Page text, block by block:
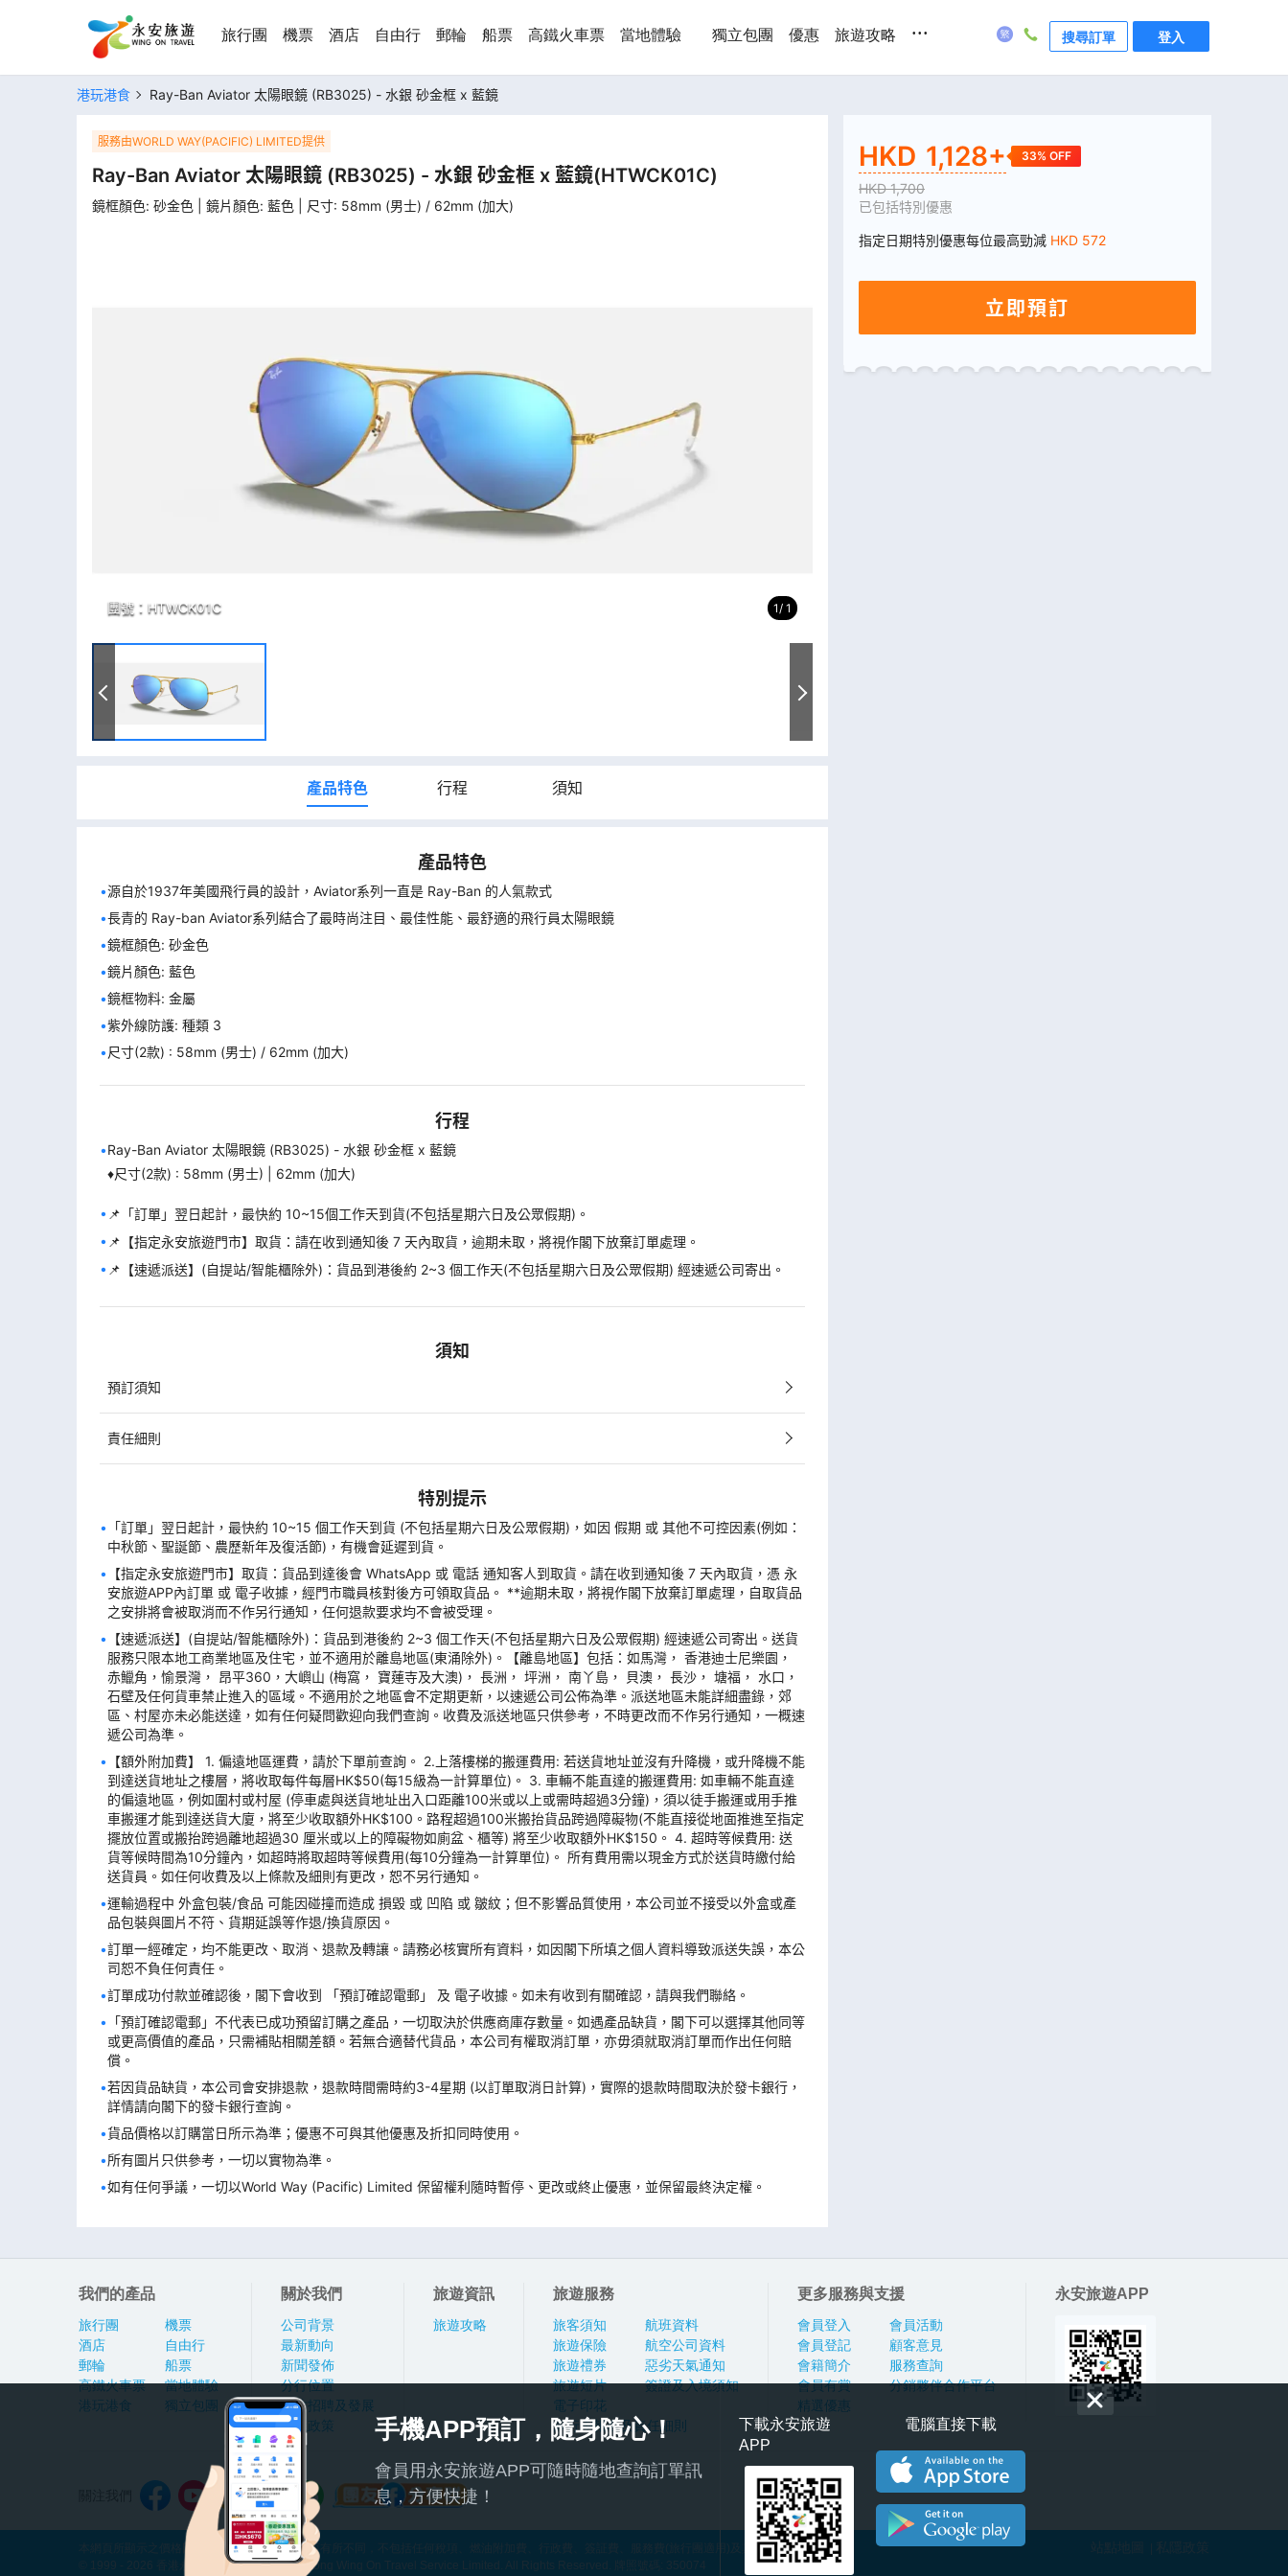
旅行團 機票 酒店 自由行 郵輪 船票 高鐵火車票 當地體驗 獨立包團 優惠 旅遊攻略 ... 搜尋訂單 登入
港玩港食 Ray-Ban Aviator 太陽眼鏡 (RB3025) - 水銀 砂金框 x 藍鏡
服務由WORLD WAY(PACIFIC) LIMITED提供
Ray-Ban Aviator 太陽眼鏡 (RB3025) - 水銀 砂金框 x 藍鏡(HTWCK01C)
鏡框顏色: 砂金色 | 鏡片顏色: 藍色 | 尺寸: 58mm (男士) / 62mm (加大)
1 1
團號： HTWCK01C
產品特色 行程 須知
產品特色
源自於1937年美國飛行員的設計，Aviator系列一直是 Ray-Ban 的人氣款式
長青的 Ray-ban Aviator系列結合了最時尚注目、最佳性能、最舒適的飛行員太陽眼鏡
鏡片顏色: 藍色
紫外線防護: 種類 3
尺寸(2款) : 58mm (男士) / 62mm (加大)
行程
Ray-Ban Aviator 太陽眼鏡 (RB3025) - 水銀 砂金框 x 藍鏡
♦️尺寸(2款) : 58mm (男士) | 62mm (加大)
📌️「訂單」翌日起計，最快約 10~15個工作天到貨(不包括星期六日及公眾假期)。
📌【指定永安旅遊門市】取貨：請在收到通知後 7 天內取貨，逾期未取，將視作閣下放棄訂單處理。
📌【速遞派送】(自提站/智能櫃除外)：貨品到港後約 2~3 個工作天(不包括星期六日及公眾假期) 經速遞公司寄出。
須知
預訂須知
責任細則
特別提示
「訂單」翌日起計，最快約 10~15 個工作天到貨 (不包括星期六日及公眾假期)，如因 假期 或 其他不可控因素(例如：
中秋節、聖誕節、農歷新年及復活節)，有機會延遲到貨。
【指定永安旅遊門市】取貨：貨品到達後會 WhatsApp 或 電話 通知客人到取貨。請在收到通知後 7 天內取貨，憑 永
安旅遊APP內訂單 或 電子收據，經門市職員核對後方可領取貨品。 **逾期未取，將視作閣下放棄訂單處理，自取貨品
之安排將會被取消而不作另行通知，任何退款要求均不會被受理。
【速遞派送】(自提站/智能櫃除外)：貨品到港後約 2~3 個工作天(不包括星期六日及公眾假期) 經速遞公司寄出。送貨
服務只限本地工商業地區及住宅，並不適用於離島地區(東涌除外)。【離島地區】包括：如馬灣， 香港迪士尼樂園，
赤鱲角，愉景灣， 昂平360，大嶼山 (梅窩， 寶蓮寺及大澳)， 長洲， 坪洲， 南丫島， 貝澳， 長沙， 塘福， 水口，
石壁及任何貨車禁止進入的區域。不適用於之地區會不定期更新，以速遞公司公佈為準。派送地區未能詳細盡錄，郊
區、村屋亦未必能送達，如有任何疑問歡迎向我們查詢。收費及派送地區只供參考，不時更改而不作另行通知，一概速
遞公司為準。
【額外附加費】 1. 偏遠地區運費，請於下單前查詢。 2.上落樓梯的搬運費用: 若送貨地址並沒有升降機，或升降機不能
到達送貨地址之樓層，將收取每件每層HK$50(每15級為一計算單位)。 3. 車輛不能直達的搬運費用: 如車輛不能直達
的偏遠地區，例如圍村或村屋 (停車處與送貨地址出入口距離100米或以上或需時超過3分鐘)，須以徒手搬運或用手推
車搬運才能到達送貨大廈，將至少收取額外HK$100。路程超過100米搬抬貨品跨過障礙物(不能直接從地面推進至指定
擺放位置或搬抬跨過離地超過30 厘米或以上的障礙物如廁盆、櫃等) 將至少收取額外HK$150。 4. 超時等候費用: 送
貨等候時間為10分鐘內，如超時將取超時等候費用(每10分鐘為一計算單位)。 所有費用需以現金方式於送貨時繳付給
送貨員。如任何收費及以上條款及細則有更改，恕不另行通知。
運輸過程中 外盒包裝/食品 可能因碰撞而造成 損毀 或 凹陷 或 皺紋；但不影響品質使用，本公司並不接受以外盒或產
品包裝與圖片不符、貨期延誤等作退/換貨原因。
訂單一經確定，均不能更改、取消、退款及轉讓。請務必核實所有資料，如因閣下所填之個人資料導致派送失誤，本公
司恕不負任何責任。
訂單成功付款並確認後，閣下會收到 「預訂確認電郵」 及 電子收據。如未有收到有關確認，請與我們聯絡。
「預訂確認電郵」不代表已成功預留訂購之產品，一切取決於供應商庫存數量。如遇產品缺貨，閣下可以選擇其他同等
或更高價值的產品，只需補貼相關差額。若無合適替代貨品，本公司有權取消訂單，亦毋須就取消訂單⽽作出任何賠
償。
若因貨品缺貨，本公司會安排退款，退款時間需時約3-4星期 (以訂單取消日計算)，實際的退款時間取決於發卡銀行，
詳情請向閣下的發卡銀行查詢。
貨品價格以訂購當日所示為準；優惠不可與其他優惠及折扣同時使用。
所有圖片只供參考，一切以實物為準。
如有任何爭議，一切以World Way (Pacific) Limited 保留權利隨時暫停、更改或終止優惠，並保留最終決定權。
HKD 1,128+ 33% OFF
HKD1,700
已包括特別優惠
指定日期特別優惠每位最高勁減 HKD 572
立即預訂
我們的產品
旅行團
酒店
郵輪
高鐵火車票
港玩港食
機票
自由行
船票
當地體驗
獨立包團
關於我們
公司背景
最新動向
新聞發佈
分行位置
人才招聘及發展
私隱政策
旅遊資訊
旅遊攻略
旅遊服務
旅客須知
旅遊保險
旅遊禮券
旅遊短片
電子印花
航班資料
航空公司資料
惡劣天氣通知
簽證及入境須知
旅行團報名及責任細則
更多服務與支援
會員登入
會員登記
會籍簡介
會員有賞
精選優惠
會員活動
顧客意見
服務查詢
分銷夥伴合作平台
永安旅遊APP
本網頁所顯示之價格因應產品種類及出發日期而有所不同，不包括任何稅項、燃油附加費、行政費、簽証費、服務費(旅行團適用)及其他應繳費用
© 1999 - 2026 香港永安旅遊有限公司 Hong Kong Wing On Travel Service Limited. All Rights Reserved. 牌照號碼: 350074
手機APP預訂，隨身隨心！
會員用永安旅遊APP可隨時隨地查詢訂單訊
息，方便快捷！
下載永安旅遊
APP
電腦直接下載